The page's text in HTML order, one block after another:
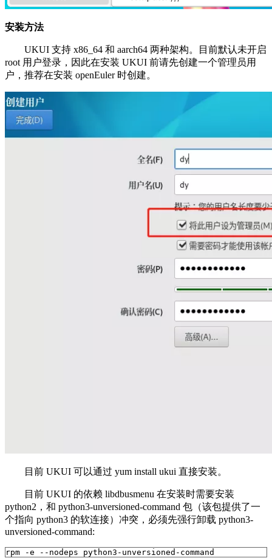
安装方法
UKUI 支持 x86_64 和 aarch64 两种架构。目前默认未开启
root 用户登录，因此在安装 UKUI 前请先创建一个管理员用
户，推荐在安装 openEuler 时创建。
目前 UKUI 可以通过 yum install ukui 直接安装。
目前 UKUI 的依赖 libdbusmenu 在安装时需要安装
python2，和 python3-unversioned-command 包（该包提供了一
个指向 python3 的软连接）冲突，必须先强行卸载 python3-
unversioned-command:
rpm -e --nodeps python3-unversioned-command